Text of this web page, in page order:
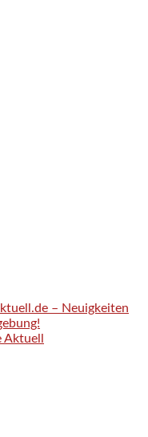
– Neuigkeiten